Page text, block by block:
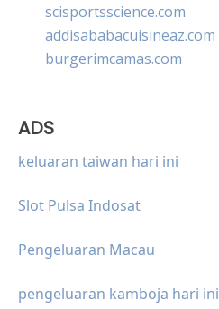
scisportsscience.com
addisababacuisineaz.com
burgerimcamas.com
ADS
keluaran taiwan hari ini
Slot Pulsa Indosat
Pengeluaran Macau
pengeluaran kamboja hari ini